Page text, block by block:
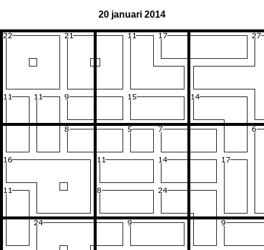
20 januari 2014